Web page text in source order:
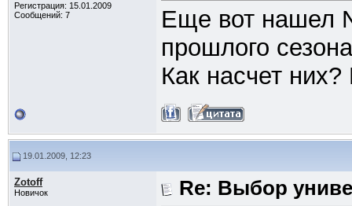
Регистрация: 15.01.2009
Сообщений: 7
Еще вот нашел
прошлого
Как насчет
19.01.2009, 12:23
Zotoff
Новичок
Re: Выбор